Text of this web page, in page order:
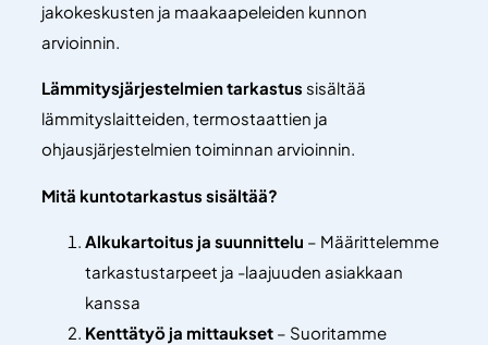
jakokeskusten ja maakaapeleiden kunnon
arvioinnin.
Lämmitysjärjestelmien tarkastus sisältää
lämmityslaitteiden, termostaattien ja
ohjausjärjestelmien toiminnan arvioinnin.
Mitä kuntotarkastus sisältää?
Alkukartoitus ja suunnittelu – Määrittelemme
tarkastustarpeet ja -laajuuden asiakkaan
kanssa
Kenttätyö ja mittaukset – Suoritamme